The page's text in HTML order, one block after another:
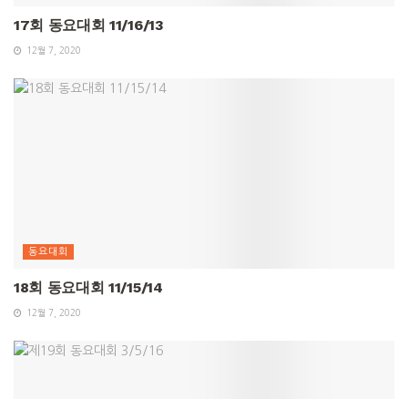
17회 동요대회 11/16/13
12월 7, 2020
동요대회
18회 동요대회 11/15/14
12월 7, 2020